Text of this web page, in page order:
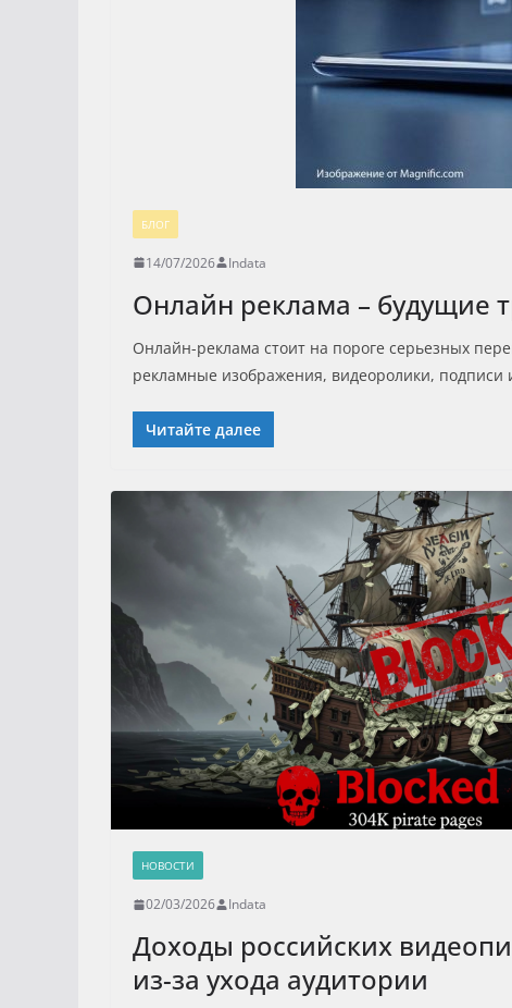
БЛОГ
14/07/2026 Indata
Онлайн реклама – будущие
Онлайн-реклама стоит на пороге серьезных
рекламные изображения, видеоролики, подписи
Читайте далее
НОВОСТИ
02/03/2026 Indata
Доходы российских
из-за ухода аудитории